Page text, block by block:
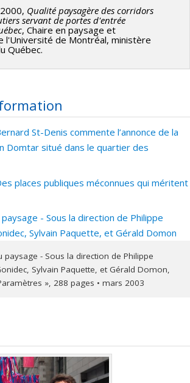
Qualité paysagère des corridors
servant de portes d'entrée
, Chaire en paysage et
l'Université de Montréal, ministère
Québec.
St-Denis commente l’annonce de la
Domtar situé dans le quartier des
places publiques méconnues qui méritent
- Sous la direction de Philippe
Sylvain Paquette, et Gérald Domon
paysage - Sous la direction de Philippe
Sylvain Paquette, et Gérald Domon,
», 288 pages • mars 2003